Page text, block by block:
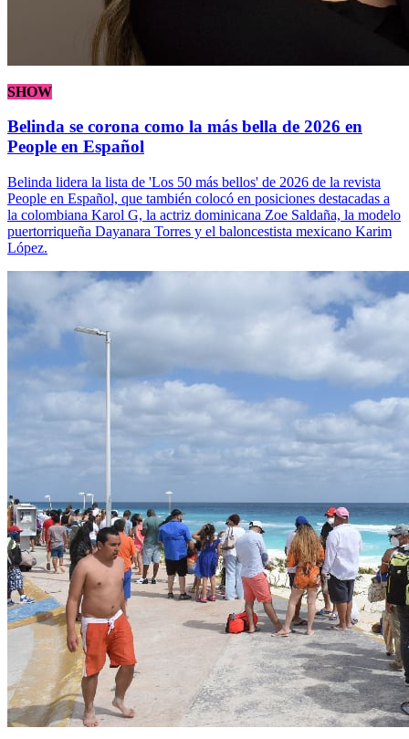
SHOW
Belinda se corona como la más bella de 2026 en
People en Español
Belinda lidera la lista de 'Los 50 más bellos' de 2026 de la revista
People en Español, que también colocó en posiciones destacadas a
la colombiana Karol G, la actriz dominicana Zoe Saldaña, la modelo
puertorriqueña Dayanara Torres y el baloncestista mexicano Karim
López.